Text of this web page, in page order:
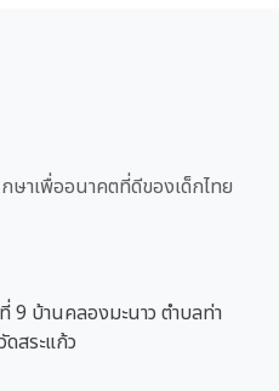
ษาเพื่ออนาคตที่ดีของเด็กไทย
9 บ้านคลองมะนาว ตำบลท่า
สระแก้ว